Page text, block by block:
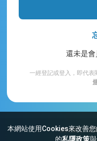
本網站使用Cookies來改善
的私隱政策與
還未是會
一經登記或登入，即代
網站索引 常